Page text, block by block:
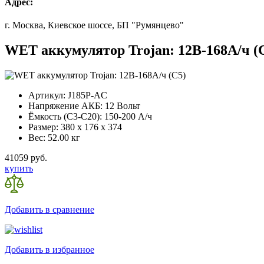
Адрес:
г. Москва, Киевское шоссе, БП "Румянцево"
WET аккумулятор Trojan: 12В-168А/ч
Артикул: J185P-AC
Напряжение АКБ: 12 Вольт
Ёмкость (С3-С20): 150-200 А/ч
Размер: 380 x 176 x 374
Вес: 52.00 кг
41059 руб.
купить
Добавить в сравнение
Добавить в избранное